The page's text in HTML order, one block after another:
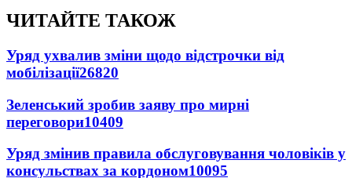
ЧИТАЙТЕ ТАКОЖ
Уряд ухвалив зміни щодо відстрочки від
мобілізації26820
Зеленський зробив заяву про мирні
переговори10409
Уряд змінив правила обслуговування чоловіків у
консульствах за кордоном10095